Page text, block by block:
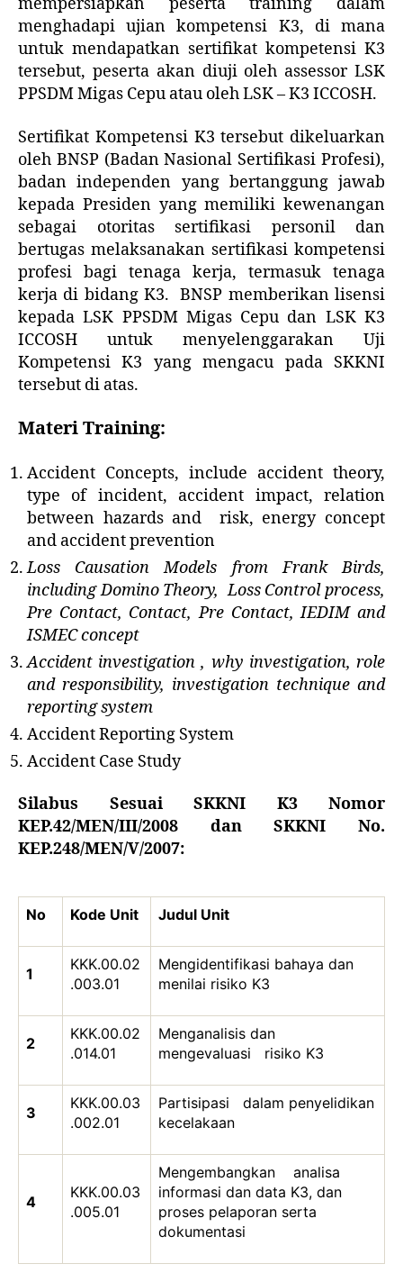
menghadapi ujian kompetensi K3, di mana
untuk mendapatkan sertifikat kompetensi K3
tersebut, peserta akan diuji oleh assessor LSK
PPSDM Migas Cepu atau oleh LSK – K3 ICCOSH.
Sertifikat Kompetensi K3 tersebut dikeluarkan
oleh BNSP (Badan Nasional Sertifikasi Profesi),
badan independen yang bertanggung jawab
kepada Presiden yang memiliki kewenangan
sebagai otoritas sertifikasi personil dan
bertugas melaksanakan sertifikasi kompetensi
profesi bagi tenaga kerja, termasuk tenaga
kerja di bidang K3. BNSP memberikan lisensi
kepada LSK PPSDM Migas Cepu dan LSK K3
ICCOSH untuk menyelenggarakan Uji
Kompetensi K3 yang mengacu pada SKKNI
tersebut di atas.
Materi Training:
Accident Concepts, include accident theory,
type of incident, accident impact, relation
between hazards and risk, energy concept
and accident prevention
Loss Causation Models from Frank Birds,
including Domino Theory, Loss Control process,
Pre Contact, Contact, Pre Contact, IEDIM and
ISMEC concept
Accident investigation , why investigation, role
and responsibility, investigation technique and
reporting system
Accident Reporting System
Accident Case Study
Silabus Sesuai SKKNI K3 Nomor
KEP.42/MEN/III/2008 dan SKKNI No.
KEP.248/MEN/V/2007:
No Kode Unit Judul Unit
1
KKK.00.02
.003.01
Mengidentifikasi bahaya dan
menilai risiko K3
2
KKK.00.02
.014.01
Menganalisis dan
mengevaluasi risiko K3
3
KKK.00.03
.002.01
Partisipasi dalam penyelidikan
kecelakaan
4
KKK.00.03
.005.01
Mengembangkan analisa
informasi dan data K3, dan
proses pelaporan serta
dokumentasi